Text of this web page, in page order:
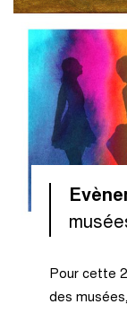
Pour cette
des